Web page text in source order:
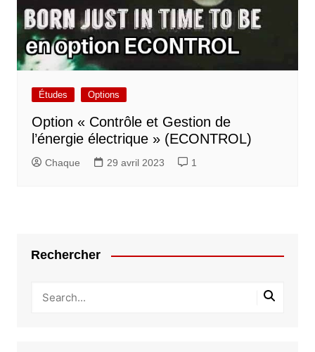
Études Options
Option « Contrôle et Gestion de
l’énergie électrique » (ECONTROL)
Chaque 29 avril 2023 1
Rechercher